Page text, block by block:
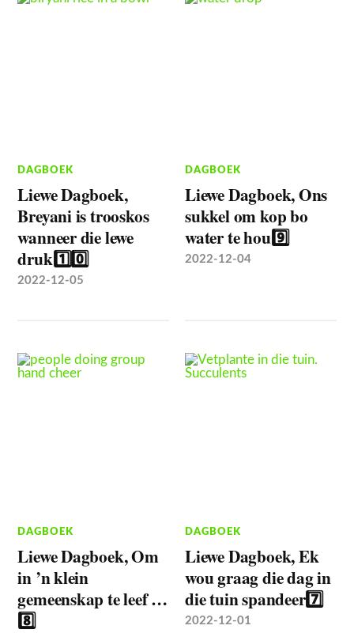
DAGBOEK
Liewe Dagboek,
Breyani is trooskos
wanneer die lewe
druk1️⃣0️⃣
2022-12-05
DAGBOEK
Liewe Dagboek, Ons
sukkel om kop bo
water te hou9️⃣
2022-12-04
DAGBOEK
Liewe Dagboek, Om
in ’n klein
gemeenskap te leef …
8️⃣
DAGBOEK
Liewe Dagboek, Ek
wou graag die dag in
die tuin spandeer7️⃣
2022-12-01